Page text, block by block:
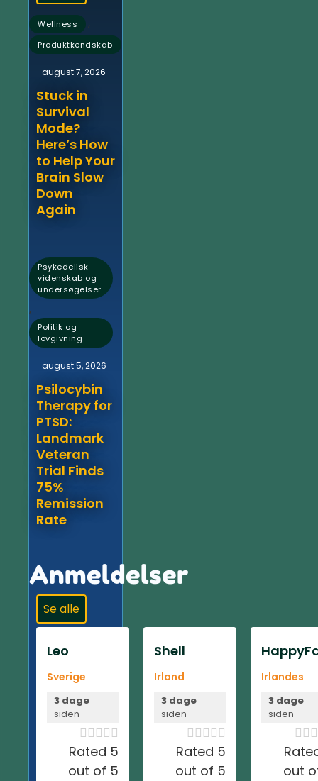
Wellness ,
Produktkendskab
august 7, 2026
Stuck in
Survival
Mode?
Here’s How
to Help Your
Brain Slow
Down
Again
Psykedelisk
videnskab og
undersøgelser
,
Politik og
lovgivning
august 5, 2026
Psilocybin
Therapy for
PTSD:
Landmark
Veteran
Trial Finds
75%
Remission
Rate
Anmeldelser
Se alle
Leo
Sverige
3 dage
siden

Rated 5
out of 5
Shell
Irland
3 dage
siden

Rated 5
out of 5
Irlandes
3 dage
siden

out